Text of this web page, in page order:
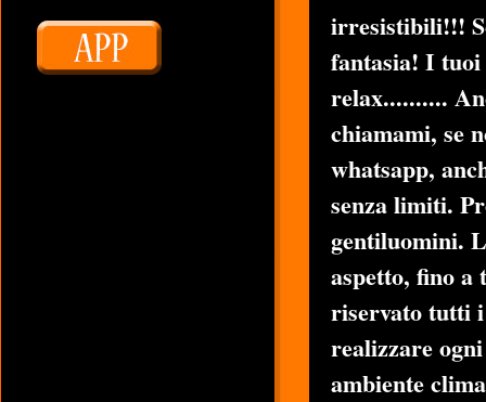
irresistibili!!!
fantasia! I tuoi
relax..........
chiamami, se
whatsapp,
senza limiti.
gentiluomini.
aspetto, fino a
riservato tutti
realizzare
ambiente